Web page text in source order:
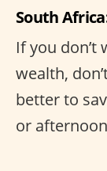
South
If you don’t
wealth,
better to
or